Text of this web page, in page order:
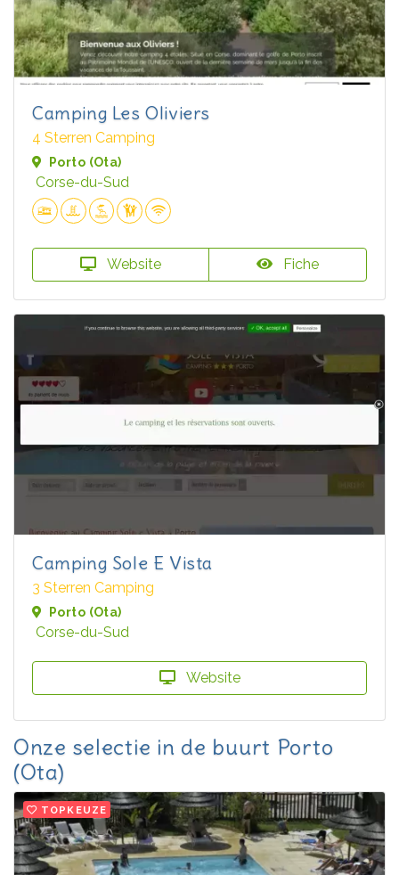
Camping Les Oliviers
4 Sterren Camping
Porto (Ota)
Corse-du-Sud
Website Fiche
Camping Sole E Vista
3 Sterren Camping
Porto (Ota)
Corse-du-Sud
Website
Onze selectie in de buurt Porto
(Ota)
TOPKEUZE